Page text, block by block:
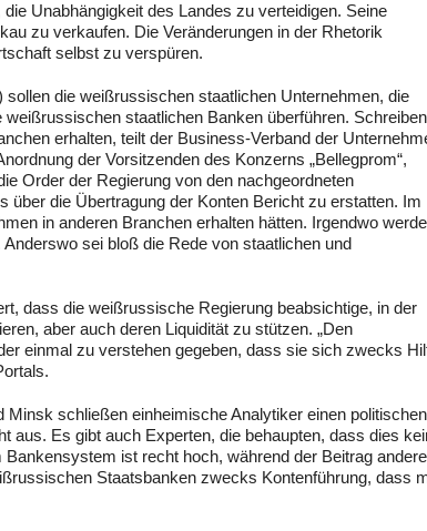
Unabhängigkeit des Landes zu verteidigen. Seine
zu verkaufen. Die Veränderungen in der Rhetorik
selbst zu verspüren.
die weißrussischen staatlichen Unternehmen, die
staatlichen Banken überführen.
erhalten, teilt der Business-Verband der
der Vorsitzenden des Konzerns „Bellegprom“,
Order der Regierung von den nachgeordneten
die Übertragung der Konten Bericht zu erstatten. Im
in anderen Branchen erhalten hätten. Irgendwo werde
sei bloß die Rede von staatlichen und
dass die weißrussische Regierung beabsichtige, in der
aber auch deren Liquidität zu stützen. „Den
einmal zu verstehen gegeben, dass sie sich zwecks
schließen einheimische Analytiker einen politischen
aus. Es gibt auch Experten, die behaupten, dass dies
ist recht hoch, während der Beitrag
Staatsbanken zwecks Kontenführung, dass